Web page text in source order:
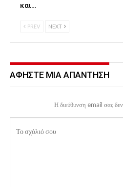
και…
PREV NEXT
ΑΦΉΣΤΕ ΜΙΑ ΑΠΆΝΤΗΣΗ
Η διεύθυνση email σας